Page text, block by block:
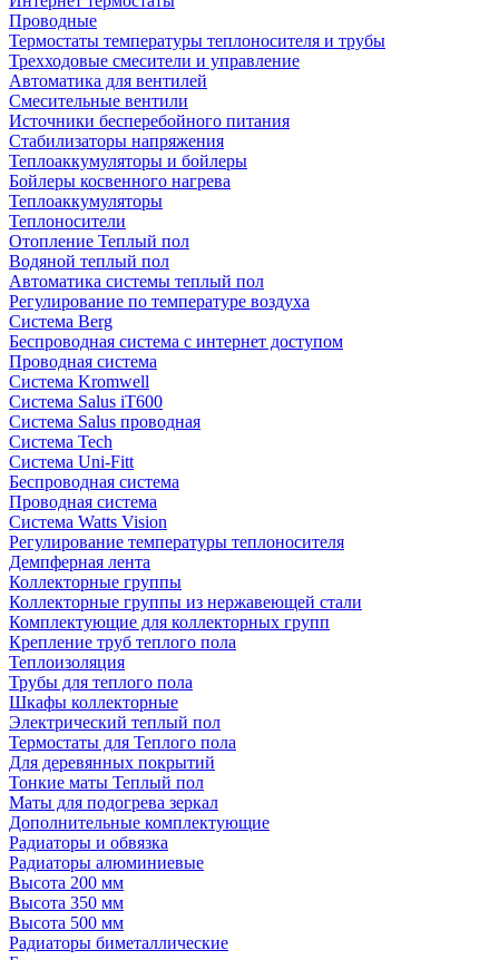
Проводные
Термостаты температуры теплоносителя и трубы
Трехходовые смесители и управление
Автоматика для вентилей
Смесительные вентили
Источники бесперебойного питания
Стабилизаторы напряжения
Теплоаккумуляторы и бойлеры
Бойлеры косвенного нагрева
Теплоаккумуляторы
Теплоносители
Отопление Теплый пол
Водяной теплый пол
Автоматика системы теплый пол
Регулирование по температуре воздуха
Система Berg
Беспроводная система с интернет доступом
Проводная система
Система Kromwell
Система Salus iT600
Система Salus проводная
Система Tech
Система Uni-Fitt
Беспроводная система
Проводная система
Система Watts Vision
Регулирование температуры теплоносителя
Демпферная лента
Коллекторные группы
Коллекторные группы из нержавеющей стали
Комплектующие для коллекторных групп
Крепление труб теплого пола
Теплоизоляция
Трубы для теплого пола
Шкафы коллекторные
Электрический теплый пол
Термостаты для Теплого пола
Для деревянных покрытий
Тонкие маты Теплый пол
Маты для подогрева зеркал
Дополнительные комплектующие
Радиаторы и обвязка
Радиаторы алюминиевые
Высота 200 мм
Высота 350 мм
Высота 500 мм
Радиаторы биметаллические